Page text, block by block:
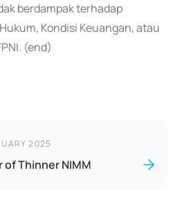
berdampak terhadap
Kondisi Keuangan, atau
(end)
2025
of Thinner NIMM